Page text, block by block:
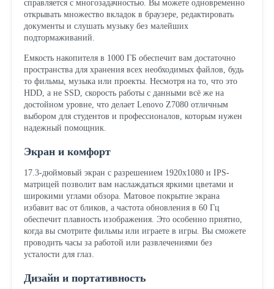
справляется с многозадачностью. Вы можете одновременно
открывать множество вкладок в браузере, редактировать
документы и слушать музыку без малейших
подтормаживаний.
Емкость накопителя в 1000 ГБ обеспечит вам достаточно
пространства для хранения всех необходимых файлов, будь
то фильмы, музыка или проекты. Несмотря на то, что это
HDD, а не SSD, скорость работы с данными всё же на
достойном уровне, что делает Lenovo Z7080 отличным
выбором для студентов и профессионалов, которым нужен
надежный помощник.
Экран и комфорт
17.3-дюймовый экран с разрешением 1920x1080 и IPS-
матрицей позволит вам наслаждаться яркими цветами и
широкими углами обзора. Матовое покрытие экрана
избавит вас от бликов, а частота обновления в 60 Гц
обеспечит плавность изображения. Это особенно приятно,
когда вы смотрите фильмы или играете в игры. Вы сможете
проводить часы за работой или развлечениями без
усталости для глаз.
Дизайн и портативность